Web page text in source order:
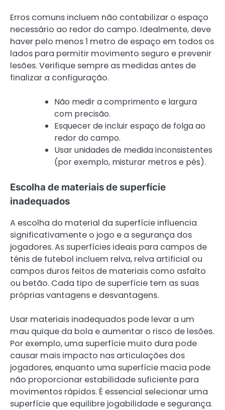
Erros comuns incluem não contabilizar o espaço
necessário ao redor do campo. Idealmente, deve
haver pelo menos 1 metro de espaço em todos os
lados para permitir movimento seguro e prevenir
lesões. Verifique sempre as medidas antes de
finalizar a configuração.
Não medir a comprimento e largura
com precisão.
Esquecer de incluir espaço de folga ao
redor do campo.
Usar unidades de medida inconsistentes
(por exemplo, misturar metros e pés).
Escolha de materiais de superfície
inadequados
A escolha do material da superfície influencia
significativamente o jogo e a segurança dos
jogadores. As superfícies ideais para campos de
ténis de futebol incluem relva, relva artificial ou
campos duros feitos de materiais como asfalto
ou betão. Cada tipo de superfície tem as suas
próprias vantagens e desvantagens.
Usar materiais inadequados pode levar a um
mau quique da bola e aumentar o risco de lesões.
Por exemplo, uma superfície muito dura pode
causar mais impacto nas articulações dos
jogadores, enquanto uma superfície macia pode
não proporcionar estabilidade suficiente para
movimentos rápidos. É essencial selecionar uma
superfície que equilibre jogabilidade e segurança.